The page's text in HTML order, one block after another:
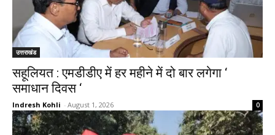
उत्तराखंड
सहूलियत : एमडीडीए में हर महीने में दो बार लगेगा ‘
समाधान दिवस ‘
Indresh Kohli - August 1, 2026 0